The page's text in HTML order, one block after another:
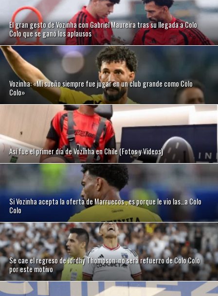
El gran gesto de Vozinha con Gabriel Maureira tras su llegada a Colo
Colo que se ganó los aplausos
Vozinha: «Mi sueño siempre fue jugar en un club grande como Colo
Colo»
Así fue el primer día de Vozinha en Chile (Fotos y Videos)
Si Vozinha acepta la oferta de Marruecos , es porque le vio las…a Colo
Colo
Se cae el regreso de Jordhy Thompson: no será refuerzo de Colo Colo
por este motivo